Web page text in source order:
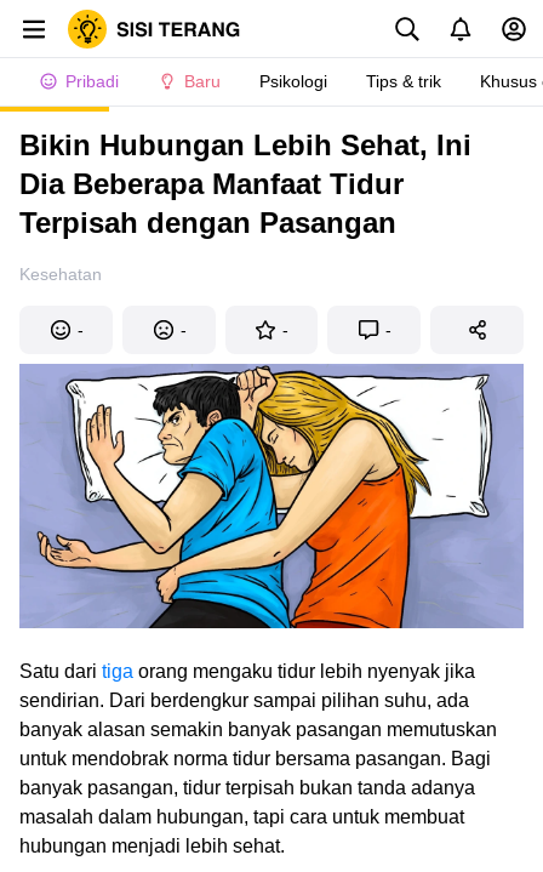
Pribadi Baru Psikologi Tips & trik Khusus
Bikin Hubungan Lebih Sehat, Ini
Dia Beberapa Manfaat Tidur
Terpisah dengan Pasangan
Kesehatan
- - - -
Satu dari tiga orang mengaku tidur lebih nyenyak jika
sendirian. Dari berdengkur sampai pilihan suhu, ada
banyak alasan semakin banyak pasangan memutuskan
untuk mendobrak norma tidur bersama pasangan. Bagi
banyak pasangan, tidur terpisah bukan tanda adanya
masalah dalam hubungan, tapi cara untuk membuat
hubungan menjadi lebih sehat.